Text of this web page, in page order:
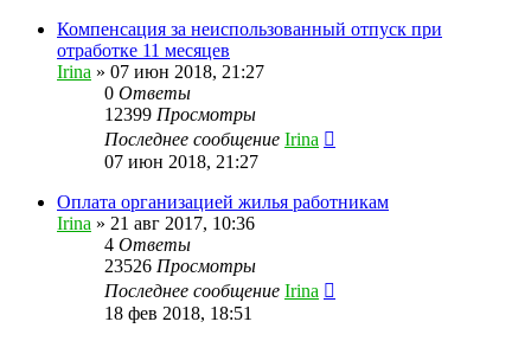
Компенсация за неиспользованный отпуск при
отработке 11 месяцев
Irina » 07 июн 2018, 21:27
0 Ответы
12399 Просмотры
Последнее сообщение Irina
07 июн 2018, 21:27
Оплата организацией жилья работникам
Irina » 21 авг 2017, 10:36
4 Ответы
23526 Просмотры
Последнее сообщение Irina
18 фев 2018, 18:51